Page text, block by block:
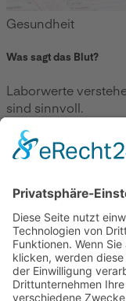
Gesundheit
Was sagt das Blut?
Laborwerte
sind sinnvoll.
Zum Beitrag